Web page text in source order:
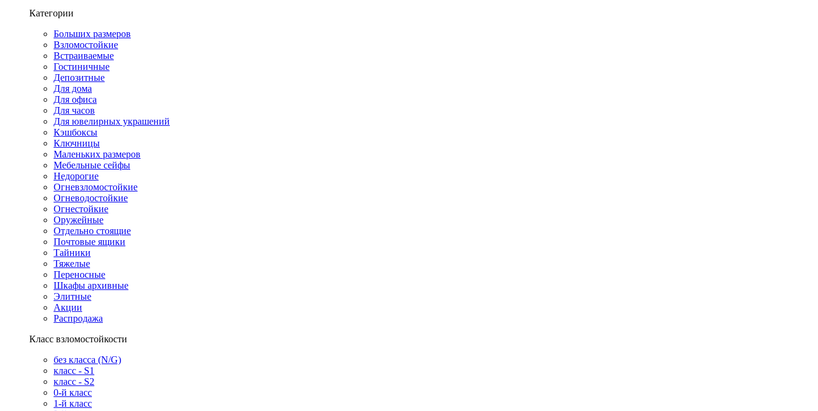
Категории
Больших размеров
Взломостойкие
Встраиваемые
Гостиничные
Депозитные
Для дома
Для офиса
Для часов
Для ювелирных украшений
Кэшбоксы
Ключницы
Маленьких размеров
Мебельные сейфы
Недорогие
Огневзломостойкие
Огневодостойкие
Огнестойкие
Оружейные
Отдельно стоящие
Почтовые ящики
Тайники
Тяжелые
Переносные
Шкафы архивные
Элитные
Акции
Распродажа
Класс взломостойкости
без класса (N/G)
класс - S1
класс - S2
0-й класс
1-й класс